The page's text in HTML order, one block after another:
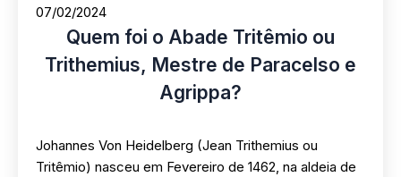
07/02/2024
Quem foi o Abade Tritêmio ou
Trithemius, Mestre de Paracelso e
Agrippa?
Johannes Von Heidelberg (Jean Trithemius ou
Tritêmio) nasceu em Fevereiro de 1462, na aldeia de